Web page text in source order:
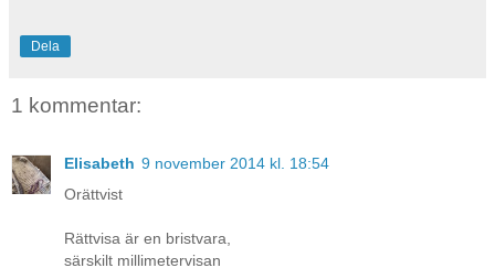
Dela
1 kommentar:
Elisabeth 9 november 2014 kl. 18:54
Orättvist
Rättvisa är en bristvara,
särskilt millimetervisan